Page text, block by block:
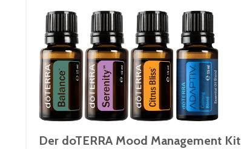
Der doTERRA Mood Management Kit